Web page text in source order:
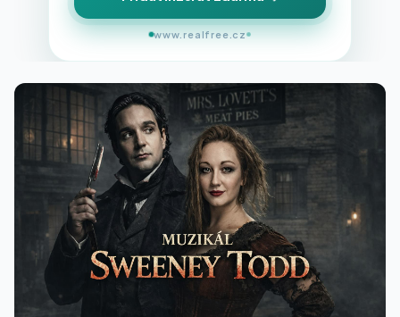
www.realfree.cz